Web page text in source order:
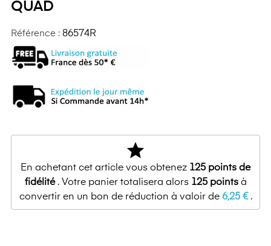
QUAD
Référence : 86574R
star
En achetant cet article vous obtenez 125points de
fidélité. Votre panier totalisera alors 125pointsà
convertir en un bon de réduction à valoir de 6,25 €.